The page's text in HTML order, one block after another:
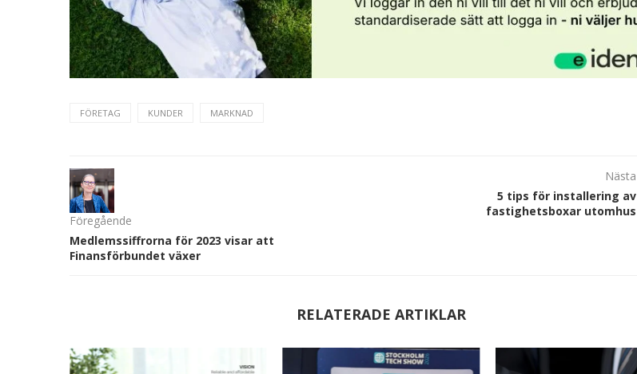
FÖRETAG KUNDER MARKNAD
Föregående
Medlemssiffrorna för 2023 visar att
Finansförbundet växer
Nästa
5 tips för installering av
fastighetsboxar utomhus
RELATERADE ARTIKLAR